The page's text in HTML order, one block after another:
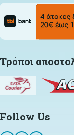
Τρόποι
Follow Us